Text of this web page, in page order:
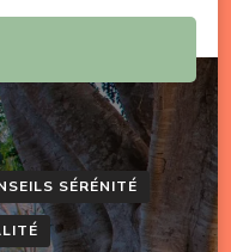
SÉRÉNITÉ